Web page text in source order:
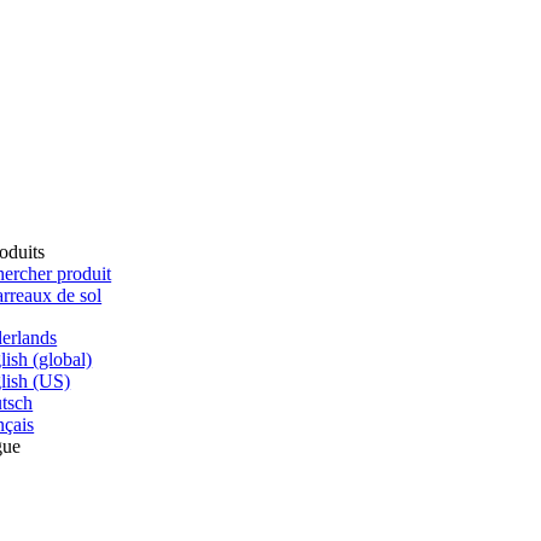
(global)
(US)
produit
de sol